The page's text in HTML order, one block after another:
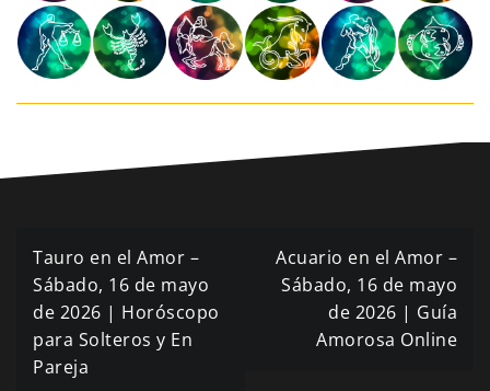
Navegación
de
entradas
Tauro en el Amor –
Sábado, 16 de mayo
de 2026 | Horóscopo
para Solteros y En
Pareja
Acuario en el Amor –
Sábado, 16 de mayo
de 2026 | Guía
Amorosa Online